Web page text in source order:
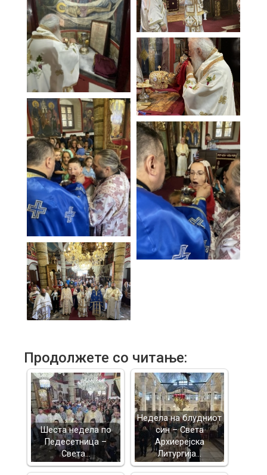
Продолжете со читање:
Шеста недела по
Педесетница –
Света…
Недела на блудниот
син – Света
Архиерејска
Литургија…